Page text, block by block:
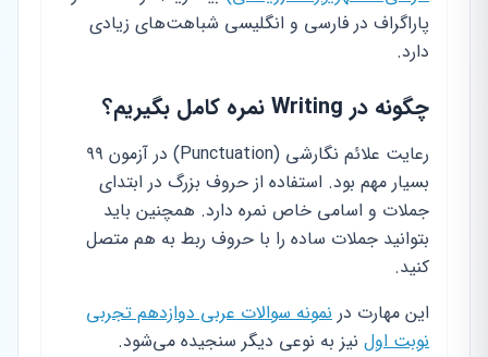
پاراگراف در فارسی و انگلیسی شباهت‌های زیادی
دارد.
چگونه در Writing نمره کامل بگیریم؟
رعایت علائم نگارشی (Punctuation) در آزمون ۹۹
بسیار مهم بود. استفاده از حروف بزرگ در ابتدای
جملات و اسامی خاص نمره دارد. همچنین باید
بتوانید جملات ساده را با حروف ربط به هم متصل
کنید.
این مهارت در نمونه سوالات عربی دوازدهم تجربی
نوبت اول نیز به نوعی دیگر سنجیده می‌شود.